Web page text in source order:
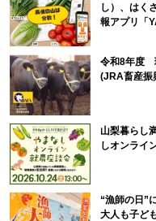
し）、はく
報アプリ「
令和8年度
(JRA畜産振
山梨暮らし
しオンライ
“漁師の日”
大人も子ど